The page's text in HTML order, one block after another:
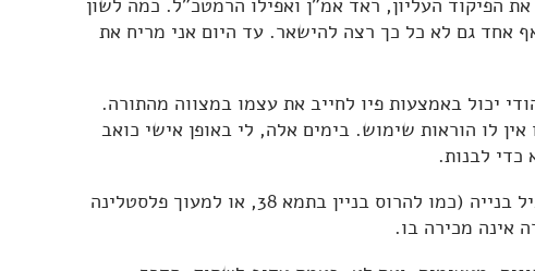
הפיקוד העליון, ראד אמ"ן ואפילו הרמטכ"ל. כמה לשון
אחד גם לא כל כך רצה להישאר. עד היום אני מריח את
יכול באמצעות פיו לחייב את עצמו במצווה מהתורה.
לו הוראות שימוש. בימים אלה, לי באופן אישי כואב
לבנות.
ל"ט מלאכות נאסרו בשבת, אחת מהן היא 'סותר על מנת לבנות'. לבנות אסור אבל לקלקל לא, אלא אם ההרס מתבצע בשביל בנייה (כמו להרוס בניין בתמא 38, או למעוך פלסטלינה
אינה מכירה בו.